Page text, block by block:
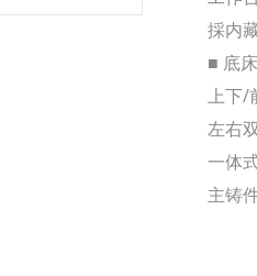
採内
■ 底
上下/
左右
一体
主铸